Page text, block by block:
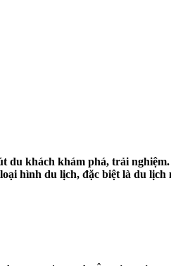
du khách khám phá, trải
hình du lịch, đặc biệt là du lịch